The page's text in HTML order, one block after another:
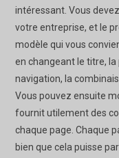
intéressant. Vous
votre entreprise, et le
modèle qui vous
en changeant le titre,
navigation, la
Vous pouvez ensuite
fournit utilement des
chaque page. Chaque
bien que cela puisse